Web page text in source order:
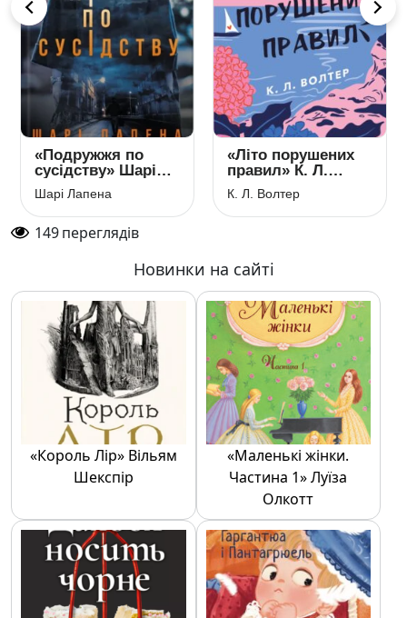
«Подружжя по
сусідству» Шарі
Лапена
Шарі Лапена
«Літо порушених
правил» К. Л.
Волтер
К. Л. Волтер
149переглядів
Новинки на сайті
«Король Лір» Вільям
Шекспір
«Маленькі жінки.
Частина 1» Луїза
Олкотт